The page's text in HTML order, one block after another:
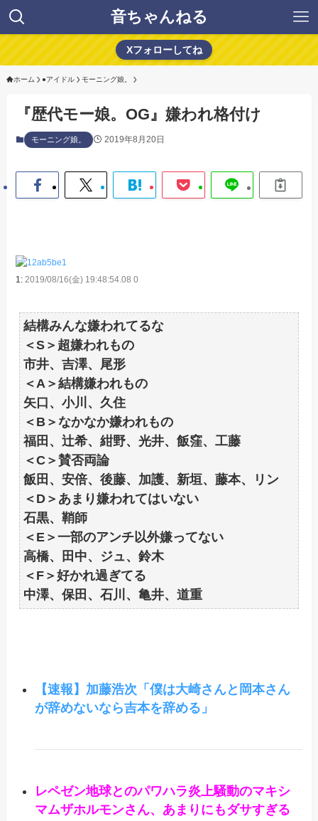
音ちゃんねる
Xフォローしてね
ホーム ●アイドル モーニング娘。
『歴代モー娘。OG』嫌われ格付け
モーニング娘。 2019年8月20日
1: 2019/08/16(金) 19:48:54.08 0
結構みんな嫌われてるな
＜S＞超嫌われもの
市井、吉澤、尾形
＜A＞結構嫌われもの
矢口、小川、久住
＜B＞なかなか嫌われもの
福田、辻希、紺野、光井、飯窪、工藤
＜C＞賛否両論
飯田、安倍、後藤、加護、新垣、藤本、リン
＜D＞あまり嫌われてはいない
石黒、鞘師
＜E＞一部のアンチ以外嫌ってない
高橋、田中、ジュ、鈴木
＜F＞好かれ過ぎてる
中澤、保田、石川、亀井、道重
【速報】加藤浩次「僕は大崎さんと岡本さん
が辞めないなら吉本を辞める」
レペゼン地球とのパワハラ炎上騒動のマキシ
マムザホルモンさん、あまりにもダサすぎる